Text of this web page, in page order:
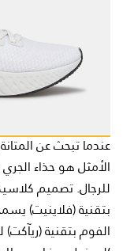
عندما تبحث عن
الأمثل هو حذاء
للرجال. تصميم
بتقنية (فلاينيت)
الفوم بتقنية (ريآكت)